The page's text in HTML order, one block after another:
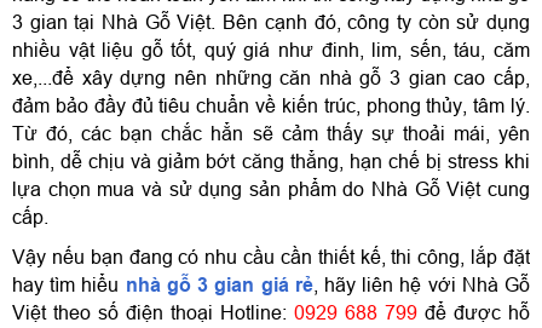
3 gian tại Nhà Gỗ Việt. Bên cạnh đó, công ty còn sử dụng
nhiều vật liệu gỗ tốt, quý giá như đinh, lim, sến, táu, căm
xe,...để xây dựng nên những căn nhà gỗ 3 gian cao cấp,
đảm bảo đầy đủ tiêu chuẩn về kiến trúc, phong thủy, tâm lý.
Từ đó, các bạn chắc hẳn sẽ cảm thấy sự thoải mái, yên
bình, dễ chịu và giảm bớt căng thẳng, hạn chế bị stress khi
lựa chọn mua và sử dụng sản phẩm do Nhà Gỗ Việt cung
cấp.
Vậy nếu bạn đang có nhu cầu cần thiết kế, thi công, lắp đặt
hay tìm hiểu nhà gỗ 3 gian giá rẻ, hãy liên hệ với Nhà Gỗ
Việt theo số điện thoại Hotline: 0929 688 799 để được hỗ